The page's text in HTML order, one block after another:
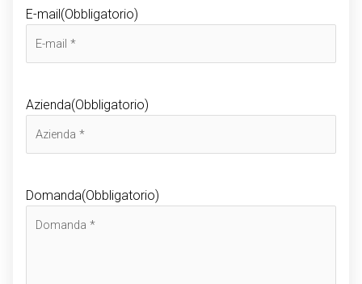
E-mail(Obbligatorio)
Azienda(Obbligatorio)
Domanda(Obbligatorio)